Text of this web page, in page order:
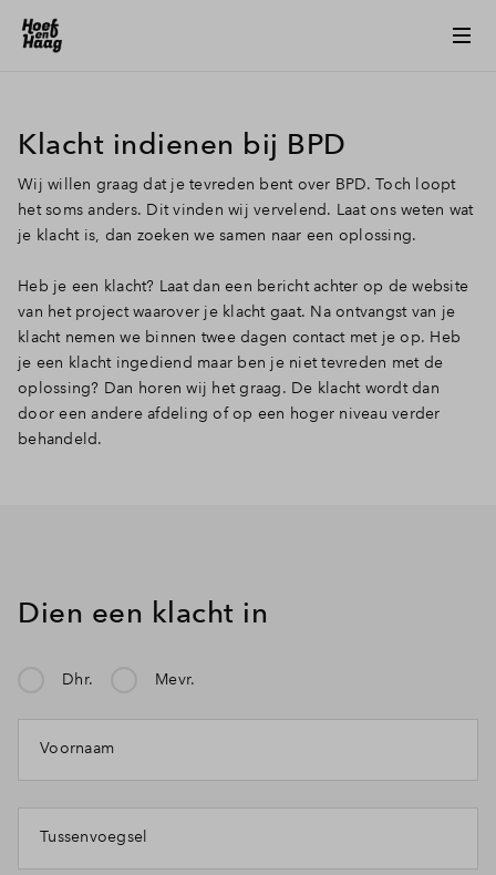
Klacht indienen bij BPD
Wij willen graag dat je tevreden bent over BPD. Toch loopt
het soms anders. Dit vinden wij vervelend. Laat ons weten wat
je klacht is, dan zoeken we samen naar een oplossing.
Heb je een klacht? Laat dan een bericht achter op de website
van het project waarover je klacht gaat. Na ontvangst van je
klacht nemen we binnen twee dagen contact met je op. Heb
je een klacht ingediend maar ben je niet tevreden met de
oplossing? Dan horen wij het graag. De klacht wordt dan
door een andere afdeling of op een hoger niveau verder
behandeld.
Dien een klacht in
Dhr. Mevr.
Voornaam
Tussenvoegsel